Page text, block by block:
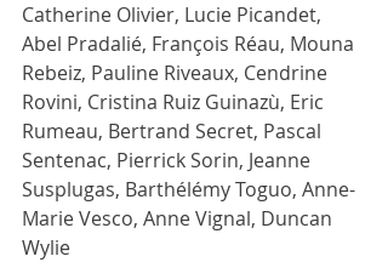
Catherine Olivier, Lucie Picandet,
Abel Pradalié, François Réau, Mouna
Rebeiz, Pauline Riveaux, Cendrine
Rovini, Cristina Ruiz Guinazù, Eric
Rumeau, Bertrand Secret, Pascal
Sentenac, Pierrick Sorin, Jeanne
Susplugas, Barthélémy Toguo, Anne-
Marie Vesco, Anne Vignal, Duncan
Wylie